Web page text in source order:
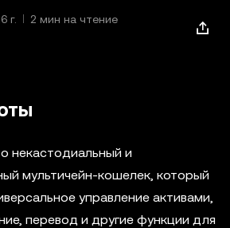
г.
2 мин на чтение
некастодиальный и
мультичейн-кошелек, который
управление активами,
перевод и другие функции для